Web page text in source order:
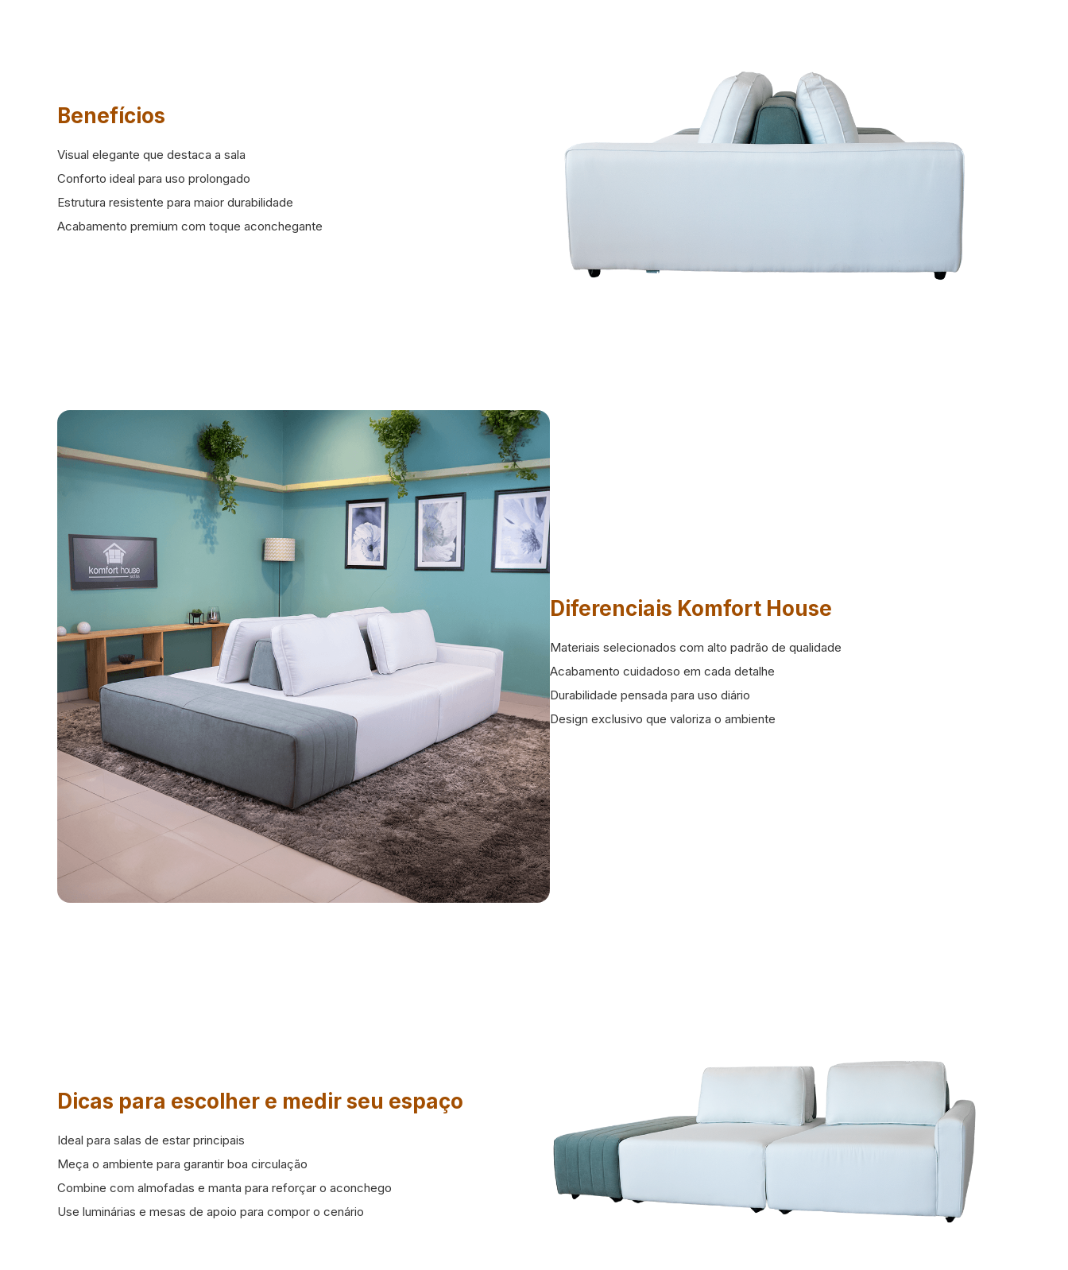
Benefícios
Visual elegante que destaca a sala
Conforto ideal para uso prolongado
Estrutura resistente para maior durabilidade
Acabamento premium com toque aconchegante
Diferenciais Komfort House
Materiais selecionados com alto padrão de qualidade
Acabamento cuidadoso em cada detalhe
Durabilidade pensada para uso diário
Design exclusivo que valoriza o ambiente
Dicas para escolher e medir seu espaço
Ideal para salas de estar principais
Meça o ambiente para garantir boa circulação
Combine com almofadas e manta para reforçar o aconchego
Use luminárias e mesas de apoio para compor o cenário